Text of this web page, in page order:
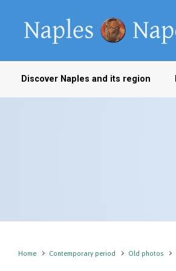
Discover Naples and its region
Home Contemporary period Old photos